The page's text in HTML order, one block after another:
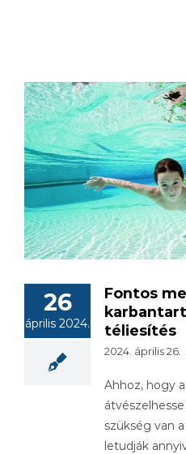
26
április 2024.
Fontos
téliesítés
2024. április 26.
Ahhoz, hogy
szükség van
letudják